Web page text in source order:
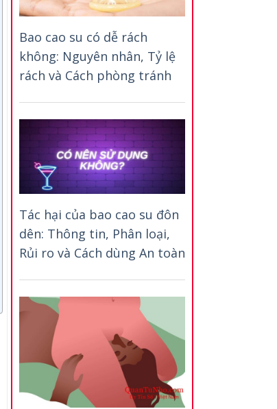
Bao cao su có dễ rách
không: Nguyên nhân, Tỷ lệ
rách và Cách phòng tránh
Tác hại của bao cao su đôn
dên: Thông tin, Phân loại,
Rủi ro và Cách dùng An toàn